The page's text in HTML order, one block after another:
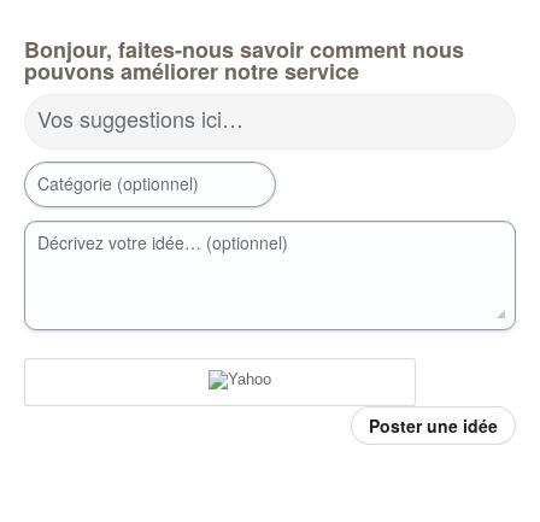
Bonjour, faites-nous savoir comment nous
pouvons améliorer notre service
Vos suggestions ici…
Catégorie (optionnel)
Décrivez votre idée… (optionnel)
Poster une idée